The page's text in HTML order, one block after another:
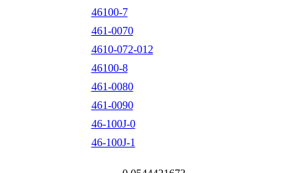
46100-7
461-0070
4610-072-012
46100-8
461-0080
461-0090
46-100J-0
46-100J-1